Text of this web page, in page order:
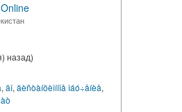
назад)
, äî, äèñòàíöèîííîå îáó÷åíèå,